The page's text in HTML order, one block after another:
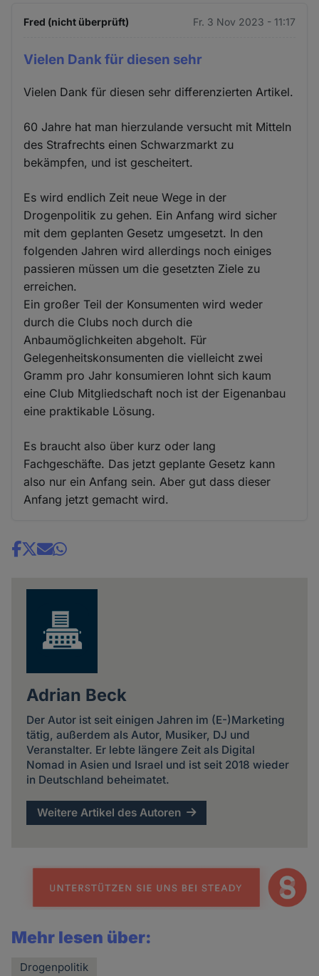
Fred (nicht überprüft) Fr. 3 Nov 2023 - 11:17
Vielen Dank für diesen sehr
Vielen Dank für diesen sehr differenzierten Artikel.
60 Jahre hat man hierzulande versucht mit Mitteln
des Strafrechts einen Schwarzmarkt zu
bekämpfen, und ist gescheitert.
Es wird endlich Zeit neue Wege in der
Drogenpolitik zu gehen. Ein Anfang wird sicher
mit dem geplanten Gesetz umgesetzt. In den
folgenden Jahren wird allerdings noch einiges
passieren müssen um die gesetzten Ziele zu
erreichen.
Ein großer Teil der Konsumenten wird weder
durch die Clubs noch durch die
Anbaumöglichkeiten abgeholt. Für
Gelegenheitskonsumenten die vielleicht zwei
Gramm pro Jahr konsumieren lohnt sich kaum
eine Club Mitgliedschaft noch ist der Eigenanbau
eine praktikable Lösung.
Es braucht also über kurz oder lang
Fachgeschäfte. Das jetzt geplante Gesetz kann
also nur ein Anfang sein. Aber gut dass dieser
Anfang jetzt gemacht wird.
Share
Adrian Beck
Der Autor ist seit einigen Jahren im (E-)Marketing
tätig, außerdem als Autor, Musiker, DJ und
Veranstalter. Er lebte längere Zeit als Digital
Nomad in Asien und Israel und ist seit 2018 wieder
in Deutschland beheimatet.
Weitere Artikel des Autoren
Mehr lesen über:
Drogenpolitik